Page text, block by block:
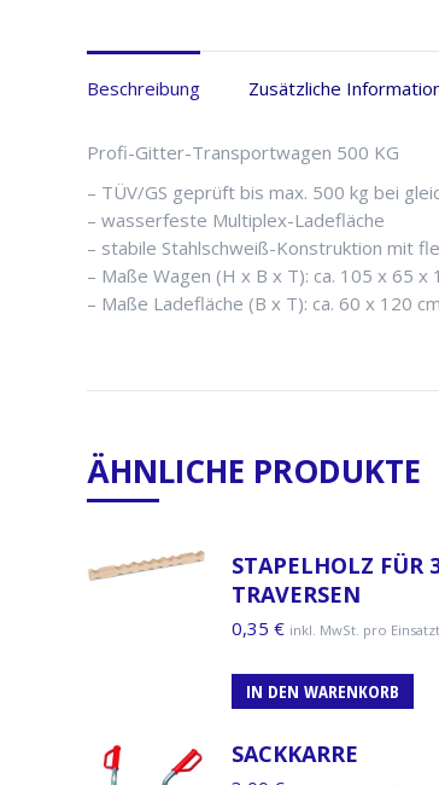
Beschreibung Zusätzliche
Profi-Gitter-Transportwagen 500 KG
– TÜV/GS geprüft bis max. 500 kg bei
– wasserfeste Multiplex-Ladefläche
– stabile Stahlschweiß-Konstruktion mit
– Maße Wagen (H x B x T): ca. 105 x 65 x
– Maße Ladefläche (B x T): ca. 60 x 120 cm
ÄHNLICHE PRODUKTE
STAPELHOLZ FÜR
TRAVERSEN
0,35 € inkl. MwSt. pro
IN DEN WARENKORB
SACKKARRE